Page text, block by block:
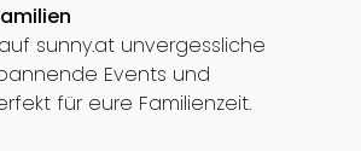
sunny.at unvergessliche
Events und
für eure Familienzeit.